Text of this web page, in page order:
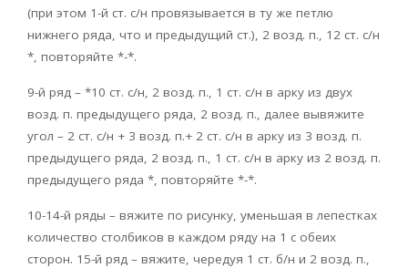
(при этом 1-й ст. с/н провязывается в ту же петлю
нижнего ряда, что и предыдущий ст.), 2 возд. п., 12 ст. с/н
*, повторяйте *-*.
9-й ряд – *10 ст. с/н, 2 возд. п., 1 ст. с/н в арку из двух
возд. п. предыдущего ряда, 2 возд. п., далее вывяжите
угол – 2 ст. с/н + 3 возд. п.+ 2 ст. с/н в арку из 3 возд. п.
предыдущего ряда, 2 возд. п., 1 ст. с/н в арку из 2 возд. п.
предыдущего ряда *, повторяйте *-*.
10-14-й ряды – вяжите по рисунку, уменьшая в лепестках
количество столбиков в каждом ряду на 1 с обеих
сторон. 15-й ряд – вяжите, чередуя 1 ст. б/н и 2 возд. п.,